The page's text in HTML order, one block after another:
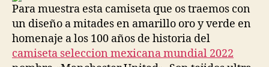
Para muestra esta camiseta que os traemos con
un diseño a mitades en amarillo oro y verde en
homenaje a los 100 años de historia del
camiseta seleccion mexicana mundial 2022